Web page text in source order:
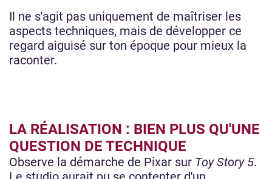
Il ne s'agit pas uniquement de maîtriser les
aspects techniques, mais de développer ce
regard aiguisé sur ton époque pour mieux la
raconter.
LA RÉALISATION : BIEN PLUS QU'UNE
QUESTION DE TECHNIQUE
Observe la démarche de Pixar sur Toy Story 5.